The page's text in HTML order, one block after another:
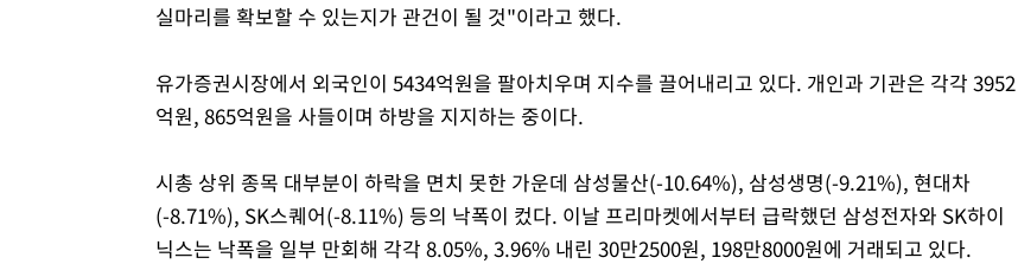
실마리를 확보할 수 있는지가 관건이 될 것"이라고 했다.
유가증권시장에서 외국인이 5434억원을 팔아치우며 지수를 끌어내리고 있다. 개인과 기관은 각각 3952
억원, 865억원을 사들이며 하방을 지지하는 중이다.
시총 상위 종목 대부분이 하락을 면치 못한 가운데 삼성물산(-10.64%), 삼성생명(-9.21%), 현대차
(-8.71%), SK스퀘어(-8.11%) 등의 낙폭이 컸다. 이날 프리마켓에서부터 급락했던 삼성전자와 SK하이
닉스는 낙폭을 일부 만회해 각각 8.05%, 3.96% 내린 30만2500원, 198만8000원에 거래되고 있다.